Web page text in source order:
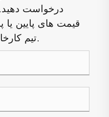
درخواست
قیمت های پایین
تیم کارخانه چین ما دریافت کنید.